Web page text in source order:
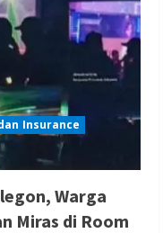
Insurance
Warga
Miras di Room